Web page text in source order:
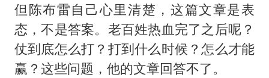
但陈布雷自己心里清楚，这篇文章是表
态，不是答案。老百姓热血完了之后呢？
仗到底怎么打？打到什么时候？怎么才能
赢？这些问题，他的文章回答不了。